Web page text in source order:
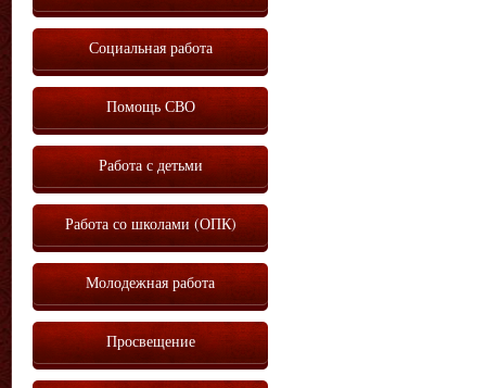
Социальная работа
Помощь СВО
Работа с детьми
Работа со школами (ОПК)
Молодежная работа
Просвещение